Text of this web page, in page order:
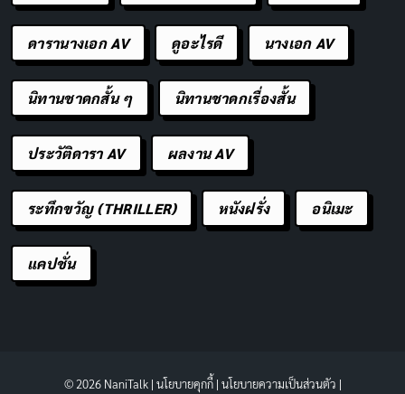
ดารานางเอก AV ดูอะไรดี นางเอก AV
นิทานชาดกสั้น ๆ นิทานชาดกเรื่องสั้น
ประวัติดารา AV ผลงาน AV
ระทึกขวัญ (THRILLER) หนังฝรั่ง อนิเมะ
แคปชั่น
© 2026 NaniTalk | นโยบายคุกกี้| นโยบายความเป็นส่วนตัว |